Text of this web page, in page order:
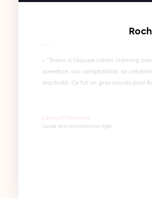
« “Urban Gaming a su encore une fois
nos exigences afin de construire un
disruptif basé sur la recherche de soft